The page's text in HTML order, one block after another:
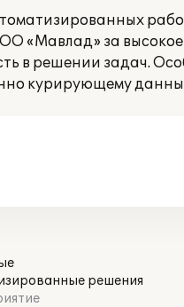
«Мавлад» за
в решении задач.
курирующему
решения